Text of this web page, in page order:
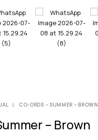
CO-ORDS – SUMMER – BROWN
– Brown